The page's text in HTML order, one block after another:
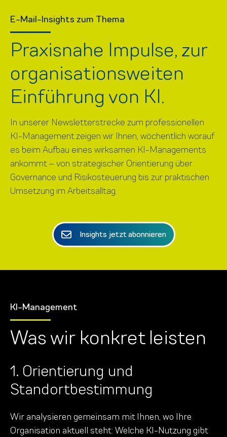
E-Mail-Insights zum Thema
Praxisnahe Impulse, zur
organisationsweiten
Einführung von KI.
In unserer Newsletterstrecke zum professionellen
KI-Management zeigen wir Ihnen, wöchentlich worauf
es beim Aufbau eines wirksamen KI-Managements
ankommt – von strategischer Orientierung über
Governance und Risikosteuerung bis zur praktischen
Umsetzung im Arbeitsalltag.
Insights jetzt abonnieren
KI-Management
Was wir konkret leisten
1. Orientierung und
Standortbestimmung
Wir analysieren gemeinsam mit Ihnen, wo Ihre
Organisation aktuell steht: Welche KI-Nutzung gibt